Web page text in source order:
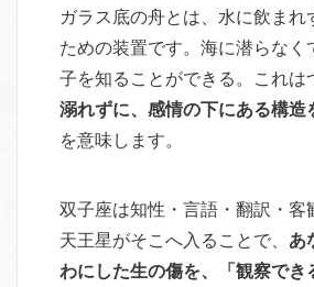
ガラス底の舟とは、水に飲まれ
ための装置です。海に潜らなく
子を知ることができる。これは
溺れずに、感情の下にある構造
を意味します。
双子座は知性・言語・翻訳・客
天王星がそこへ入ることで、 あ
わにした生の傷を、「観察でき